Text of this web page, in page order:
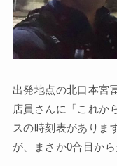
出発地点の北口本宮
店員さんに「これか
スの時刻表がありま
が、まさか0合目か